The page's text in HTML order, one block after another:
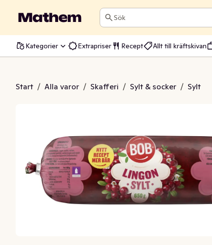
Sök
Kategorier Extrapriser Recept Allt till kräftskivan
Start / Alla varor / Skafferi / Sylt & socker / Sylt
Refill